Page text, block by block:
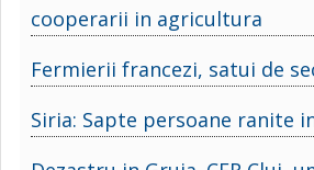
cooperarii in agricultura
Fermierii francezi, satui de
Siria: Sapte persoane ranite